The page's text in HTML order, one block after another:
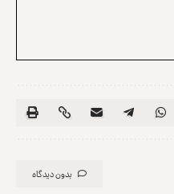
بدون دیدگاه